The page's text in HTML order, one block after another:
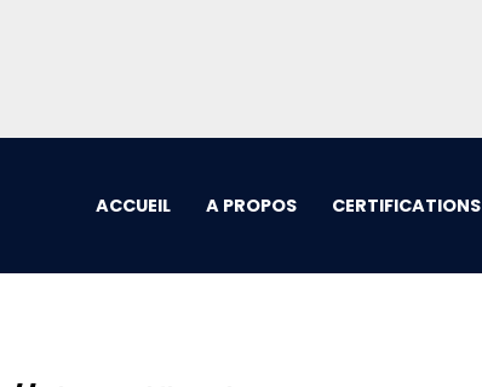
ACCUEIL A PROPOS CERTIFICATIONS